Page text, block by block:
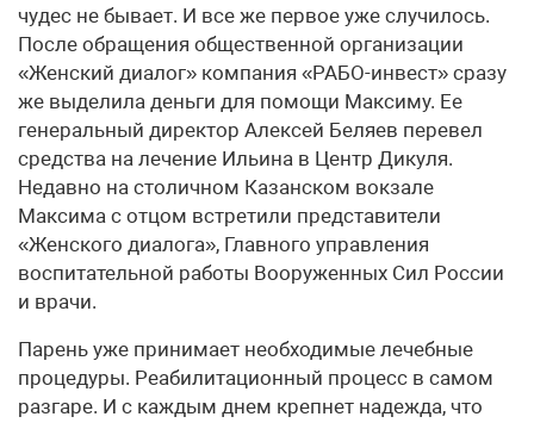
чудес не бывает. И все же первое уже случилось.
После обращения общественной организации
«Женский диалог» компания «РАБО-инвест» сразу
же выделила деньги для помощи Максиму. Ее
генеральный директор Алексей Беляев перевел
средства на лечение Ильина в Центр Дикуля.
Недавно на столичном Казанском вокзале
Максима с отцом встретили представители
«Женского диалога», Главного управления
воспитательной работы Вооруженных Сил России
и врачи.
Парень уже принимает необходимые лечебные
процедуры. Реабилитационный процесс в самом
разгаре. И с каждым днем крепнет надежда, что